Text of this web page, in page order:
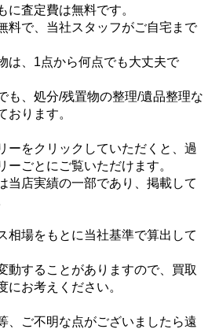
に査定費は無料です。
料で、当社スタッフがご自宅まで
は、1点から何点でも大丈夫で
も、処分/残置物の整理/遺品整理な
おります。
ーをクリックしていただくと、過
ーごとにご覧いただけます。
当店実績の一部であり、掲載して
相場をもとに当社基準で算出して
動することがありますので、買取
にお考えください。
、ご不明な点がございましたら遠